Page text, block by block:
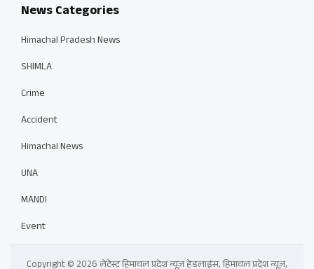
News Categories
Himachal Pradesh News
SHIMLA
Crime
Accident
Himachal News
UNA
MANDI
Event
Copyright © 2026 लेटेस्ट हिमाचल प्रदेश न्यूज़ हेडलाइंस, हिमाचल प्रदेश न्यूज़,